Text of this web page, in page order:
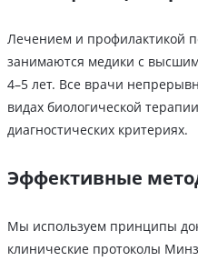
Лечением и профилактикой
занимаются медики с
4–5 лет. Все врачи
видах биологической
диагностических критериях.
Эффективные
Мы используем принципы
клинические протоколы